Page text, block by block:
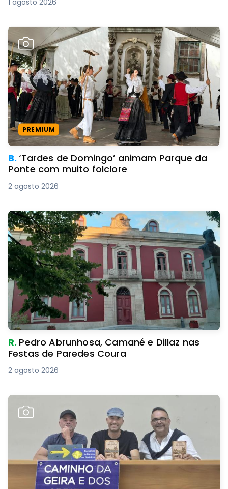
1 agosto 2026
PREMIUM
B.‘Tardes de Domingo’ animam Parque da
Ponte com muito folclore
2 agosto 2026
R. Pedro Abrunhosa, Camané e Dillaz nas
Festas de Paredes Coura
2 agosto 2026